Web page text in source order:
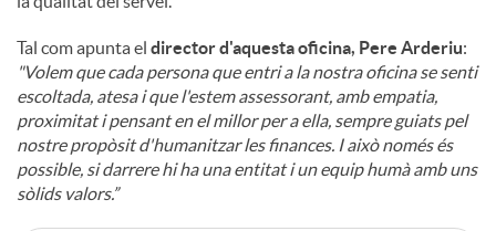
Tal com apunta el director d'aquesta oficina, Pere Arderiu:
"Volem que cada persona que entri a la nostra oficina se senti
escoltada, atesa i que l'estem assessorant, amb empatia,
proximitat i pensant en el millor per a ella, sempre guiats pel
nostre propòsit d'humanitzar les finances. I això només és
possible, si darrere hi ha una entitat i un equip humà amb uns
sòlids valors.”